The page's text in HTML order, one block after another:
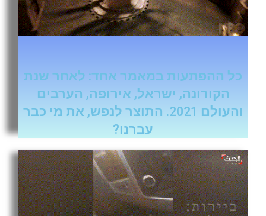
כל ההפתעות במאמר אחד: לאחר שנת
הקורונה, ישראל, אירופה, הערבים
והעולם 2021. התוצר לנפש, את מי כבר
עברנו?